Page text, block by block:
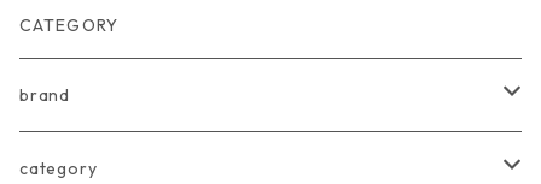
CATEGORY
brand
arkakama
category